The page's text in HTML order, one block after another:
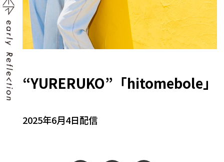
“YURERUKO”「hitomebole」
2025年6月4日配信